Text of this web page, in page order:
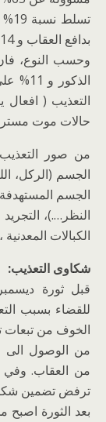
بدافع العقاب و 14% بدافع التخويف.
حالات موت
من صور التعذيب
الجسم (الركل،
الجسم
النظر….)،
الكبالات
شكاوى التعذيب:
للقضاء بسبب
الخوف من تبعات
من الوصول الى
من العقاب. وفي
ترفض تضمين
بعد الثورة